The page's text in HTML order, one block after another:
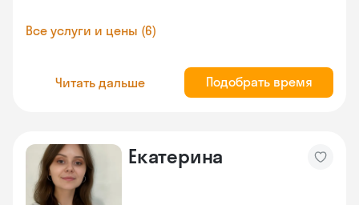
Все услуги и цены (6)
Читать дальше Подобрать время
Екатерина